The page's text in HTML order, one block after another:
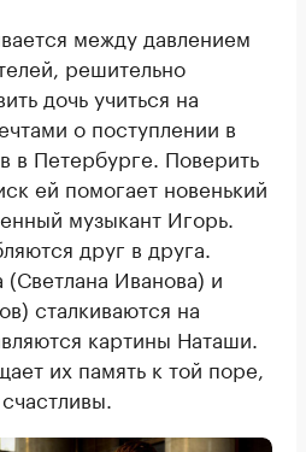
между давлением
решительно
дочь учиться на
о поступлении в
в Петербурге. Поверить
ей помогает новенький
музыкант Игорь.
друг в друга.
Иванова) и
сталкиваются на
картины Наташи.
их память к той поре,